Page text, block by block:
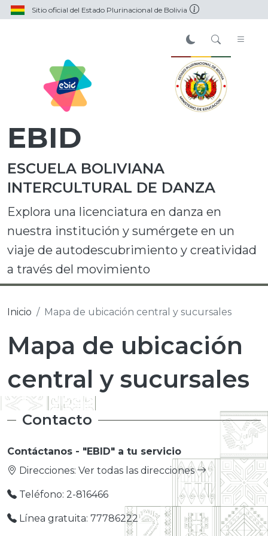
Sitio oficial del Estado Plurinacional de Bolivia
EBID
ESCUELA BOLIVIANA
INTERCULTURAL DE DANZA
Explora una licenciatura en danza en
nuestra institución y sumérgete en un
viaje de autodescubrimiento y creatividad
a través del movimiento
Inicio Mapa de ubicación central y sucursales
Mapa de ubicación
central y sucursales
Contacto
Contáctanos - "EBID" a tu servicio
Direcciones: Ver todas las direcciones
Teléfono: 2-816466
Línea gratuita: 77786222